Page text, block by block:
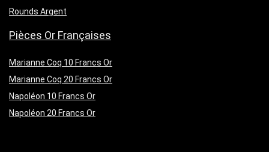
Rounds Argent
Pièces Or Françaises
Marianne Coq 10 Francs Or
Marianne Coq 20 Francs Or
Napoléon 10 Francs Or
Napoléon 20 Francs Or